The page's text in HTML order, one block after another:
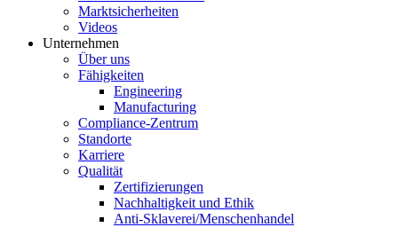
Marktsicherheiten
Videos
Unternehmen
Über uns
Fähigkeiten
Engineering
Manufacturing
Compliance-Zentrum
Standorte
Karriere
Qualität
Zertifizierungen
Nachhaltigkeit und Ethik
Anti-Sklaverei/Menschenhandel